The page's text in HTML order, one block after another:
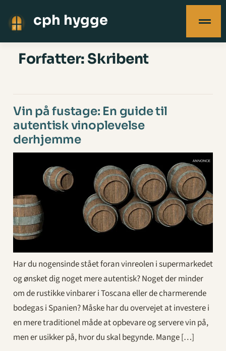
cph hygge
Forfatter: Skribent
Vin på fustage: En guide til
autentisk vinoplevelse
derhjemme
Har du nogensinde stået foran vinreolen i supermarkedet
og ønsket dig noget mere autentisk? Noget der minder
om de rustikke vinbarer i Toscana eller de charmerende
bodegas i Spanien? Måske har du overvejet at investere i
en mere traditionel måde at opbevare og servere vin på,
men er usikker på, hvor du skal begynde. Mange […]